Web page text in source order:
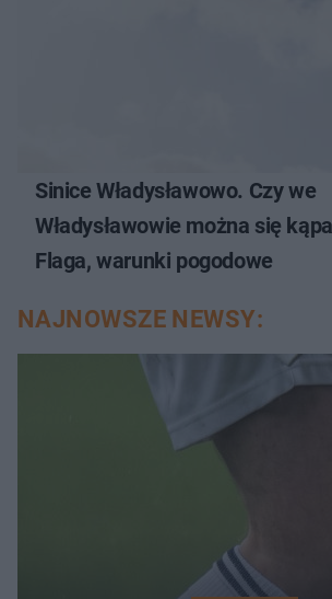
Sinice Władysławowo. Czy we
Władysławowie można się
Flaga, warunki pogodowe
NAJNOWSZE NEWSY: